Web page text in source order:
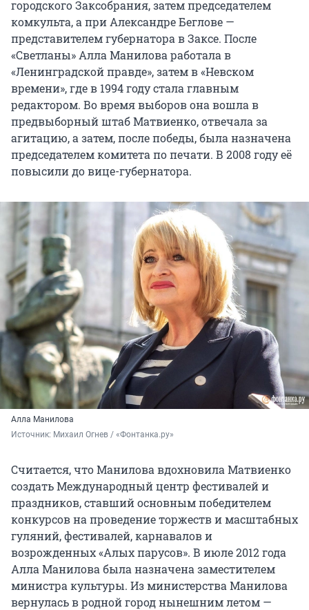
городского Заксобрания, затем председателем
комкульта, а при Александре Беглове —
представителем губернатора в Заксе. После
«Светланы» Алла Манилова работала в
«Ленинградской правде», затем в «Невском
времени», где в 1994 году стала главным
редактором. Во время выборов она вошла в
предвыборный штаб Матвиенко, отвечала за
агитацию, а затем, после победы, была назначена
председателем комитета по печати. В 2008 году её
повысили до вице-губернатора.
Алла Манилова
Источник: Михаил Огнев / «Фонтанка.ру»
Считается, что Манилова вдохновила Матвиенко
создать Международный центр фестивалей и
праздников, ставший основным победителем
конкурсов на проведение торжеств и масштабных
гуляний, фестивалей, карнавалов и
возрожденных «Алых парусов». В июле 2012 года
Алла Манилова была назначена заместителем
министра культуры. Из министерства Манилова
вернулась в родной город нынешним летом —